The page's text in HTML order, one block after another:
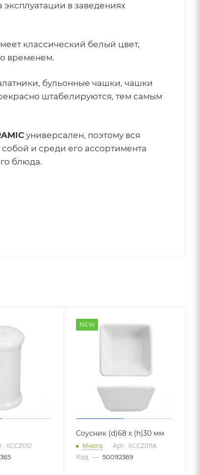
в заведениях
классический белый цвет,
временем.
бульонные чашки, чашки
штабелируются, тем самым
универсален, поэтому вся
и среди его ассортимента
блюда.
XCCZ012
NEW
Соусник (d)68 х (h)30 мм
Много Арт.: XCCZ011A
Код — 50092369